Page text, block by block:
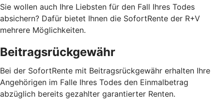
Sie wollen auch Ihre Liebsten für den Fall Ihres Todes
absichern? Dafür bietet Ihnen die SofortRente der R+V
mehrere Möglichkeiten.
Beitragsrückgewähr
Bei der SofortRente mit Beitragsrückgewähr erhalten Ihre
Angehörigen im Falle Ihres Todes den Einmalbetrag
abzüglich bereits gezahlter garantierter Renten.